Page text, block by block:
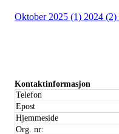
Oktober 2025 (1) 2024 (2)
Kontaktinformasjon
Telefon
Epost
Hjemmeside
Org. nr: